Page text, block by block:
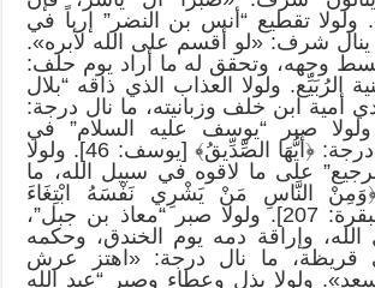
ولولا تقطيع “أنس بن النضر” إرباً في
ينال شرف: «لو أقسم على الله لأبره».
وجهه، وتحقق له ما أراد يوم حلف:
الرُبَيِّع. ولولا العذاب الذي ذاقه “بلال
أمية ابن خلف وزبانيته، ما نال درجة:
ولولا صبر “يوسف عليه السلام” في
السجن، ما نال درجة: ﴿أَيُّهَا الصِّدِّيقُ﴾ [يوسف: 46]. ولولا
على ما لاقوه في سبيل الله، ما
النَّاسِ مَنْ يَشْرِي نَفْسَهُ ابْتِغَاءَ
مَرْضَاةِ اللَّهِ﴾ [البقرة: 207]. ولولا صبر “معاذ بن جبل”،
وإراقة دمه يوم الخندق، وحكمه
قريظة، ما نال درجة: «اهتز عرش
ولولا بذل وعطاء وصبر “عبد الله